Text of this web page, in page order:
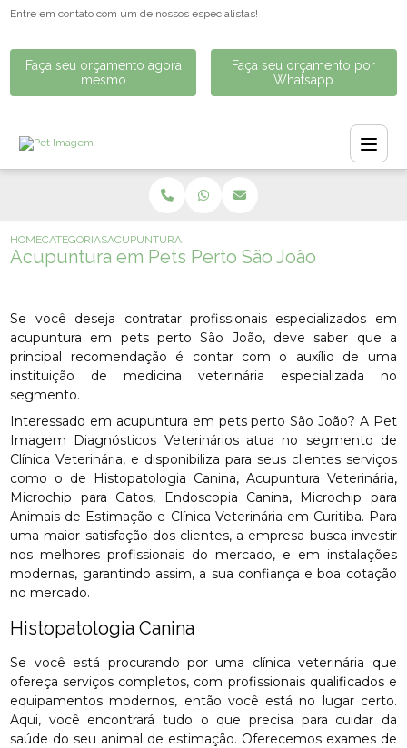
Entre em contato com um de nossos especialistas!
Faça seu orçamento agora
mesmo
Faça seu orçamento por
Whatsapp
HOMECATEGORIASACUPUNTURA EM PETS PERTO SÃO JOÃO
Acupuntura em Pets Perto São João
Se você deseja contratar profissionais especializados em
acupuntura em pets perto São João, deve saber que a
principal recomendação é contar com o auxílio de uma
instituição de medicina veterinária especializada no
segmento.
Interessado em acupuntura em pets perto São João? A Pet
Imagem Diagnósticos Veterinários atua no segmento de
Clínica Veterinária, e disponibiliza para seus clientes serviços
como o de Histopatologia Canina, Acupuntura Veterinária,
Microchip para Gatos, Endoscopia Canina, Microchip para
Animais de Estimação e Clínica Veterinária em Curitiba. Para
uma maior satisfação dos clientes, a empresa busca investir
nos melhores profissionais do mercado, e em instalações
modernas, garantindo assim, a sua confiança e boa cotação
no mercado.
Histopatologia Canina
Se você está procurando por uma clínica veterinária que
ofereça serviços completos, com profissionais qualificados e
equipamentos modernos, então você está no lugar certo.
Aqui, você encontrará tudo o que precisa para cuidar da
saúde do seu animal de estimação. Oferecemos exames de